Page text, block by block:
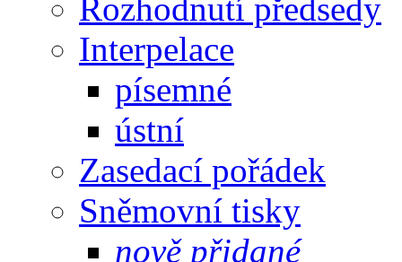
Rozhodnutí předsedy
Interpelace
písemné
ústní
Zasedací pořádek
Sněmovní tisky
nově přidané